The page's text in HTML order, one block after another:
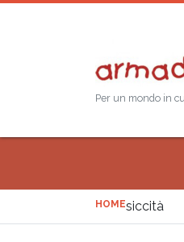
Per un mondo in
HOMEsiccità